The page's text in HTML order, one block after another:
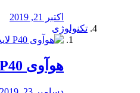
اکتبر 21, 2019
تکنولوژی
هوآوی P40 لایت احتمالا موبا